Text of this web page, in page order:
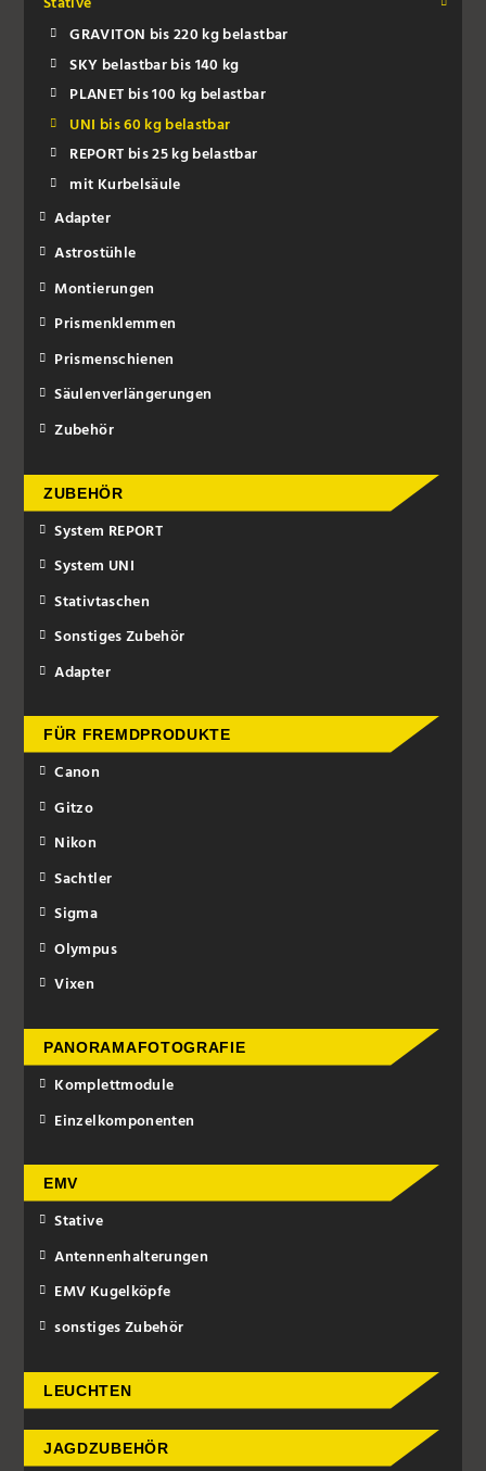
GRAVITON bis 220 kg belastbar
SKY belastbar bis 140 kg
PLANET bis 100 kg belastbar
UNI bis 60 kg belastbar
REPORT bis 25 kg belastbar
mit Kurbelsäule
Adapter
Astrostühle
Montierungen
Prismenklemmen
Prismenschienen
Säulenverlängerungen
Zubehör
ZUBEHÖR
System REPORT
System UNI
Stativtaschen
Sonstiges Zubehör
Adapter
FÜR FREMDPRODUKTE
Canon
Gitzo
Nikon
Sachtler
Sigma
Olympus
Vixen
PANORAMAFOTOGRAFIE
Komplettmodule
Einzelkomponenten
EMV
Stative
Antennenhalterungen
EMV Kugelköpfe
sonstiges Zubehör
LEUCHTEN
JAGDZUBEHÖR